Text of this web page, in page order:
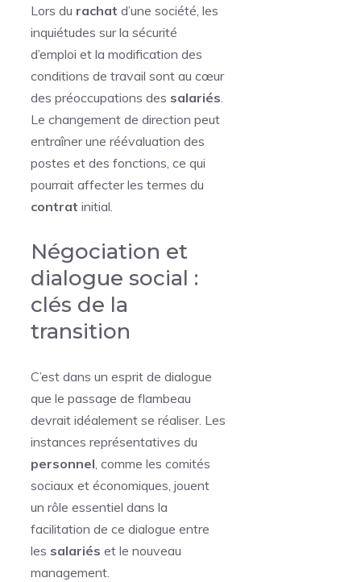
Lors du rachat d’une société, les
inquiétudes sur la sécurité
d’emploi et la modification des
conditions de travail sont au cœur
des préoccupations des salariés.
Le changement de direction peut
entraîner une réévaluation des
postes et des fonctions, ce qui
pourrait affecter les termes du
contrat initial.
Négociation et
dialogue social :
clés de la
transition
C’est dans un esprit de dialogue
que le passage de flambeau
devrait idéalement se réaliser. Les
instances représentatives du
personnel, comme les comités
sociaux et économiques, jouent
un rôle essentiel dans la
facilitation de ce dialogue entre
les salariés et le nouveau
management.